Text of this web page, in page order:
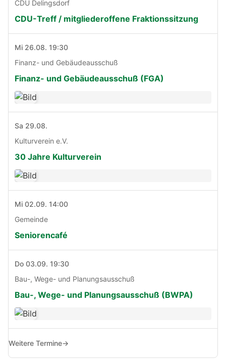
CDU Delingsdorf
CDU-Treff / mitgliederoffene Fraktionssitzung
Mi 26.08. 19:30
Finanz- und Gebäudeausschuß
Finanz- und Gebäudeausschuß (FGA)
Sa 29.08.
Kulturverein e.V.
30 Jahre Kulturverein
Mi 02.09. 14:00
Gemeinde
Seniorencafé
Do 03.09. 19:30
Bau-, Wege- und Planungsausschuß
Bau-, Wege- und Planungsausschuß (BWPA)
Weitere Termine→